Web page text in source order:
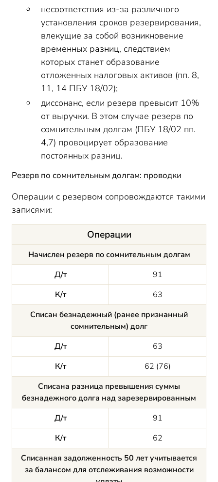
несоответствия из-за различного
установления сроков резервирования,
влекущие за собой возникновение
временных разниц, следствием
которых станет образование
отложенных налоговых активов (пп. 8,
11, 14 ПБУ 18/02);
диссонанс, если резерв превысит 10%
от выручки. В этом случае резерв по
сомнительным долгам (ПБУ 18/02 пп.
4,7) провоцирует образование
постоянных разниц.
Резерв по сомнительным долгам: проводки
Операции с резервом сопровождаются такими
записями:
Операции
Начислен резерв по сомнительным долгам
Д/т
91
К/т
63
Списан безнадежный (ранее признанный
сомнительным) долг
Д/т
63
К/т
62 (76)
Списана разница превышения суммы
безнадежного долга над зарезервированным
Д/т
91
К/т
62
Списанная задолженность 50 лет учитывается
за балансом для отслеживания возможности